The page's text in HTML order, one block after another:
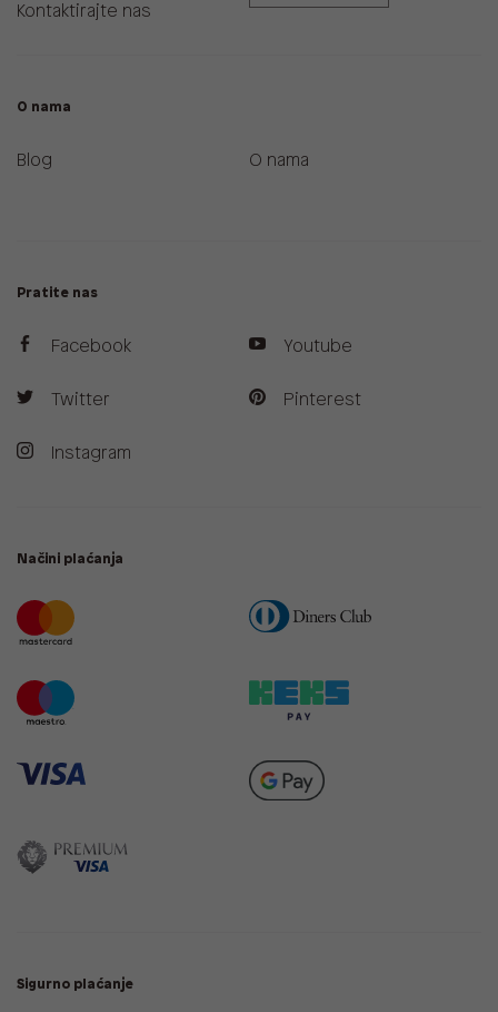
Kontaktirajte nas
O nama
Blog O nama
Pratite nas
Facebook
Twitter
Instagram
Youtube
Pinterest
Načini plaćanja
Sigurno plaćanje